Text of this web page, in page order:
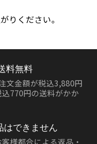
りください。
料無料
文金額が税込3,880円
770円の送料がかか
はできません
様都合による返品・